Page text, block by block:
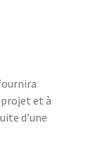
et à
d’une